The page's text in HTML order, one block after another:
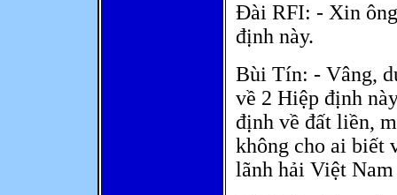
Đài RFI: - Xin
định này.
Bùi Tín: - Vâng,
về 2 Hiệp định
định về đất liền,
không cho ai biết
lãnh hải Việt